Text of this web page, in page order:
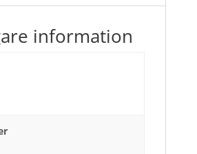
information